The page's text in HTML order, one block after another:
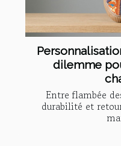
dilemme
Entre flambée
durabilité et